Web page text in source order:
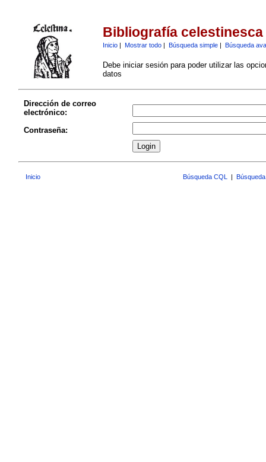
Bibliografía celestinesca
Inicio| Mostrar todo| Búsqueda simple| Búsqueda
Debe iniciar sesión para poder utilizar las
datos
Dirección de correo
electrónico:
Contraseña:
Inicio Búsqueda CQL |